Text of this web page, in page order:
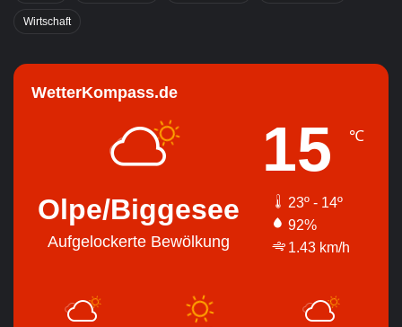
Wirtschaft
WetterKompass.de
Olpe/Biggesee
Aufgelockerte Bewölkung
15 ℃
23º - 14º
92%
1.43 km/h